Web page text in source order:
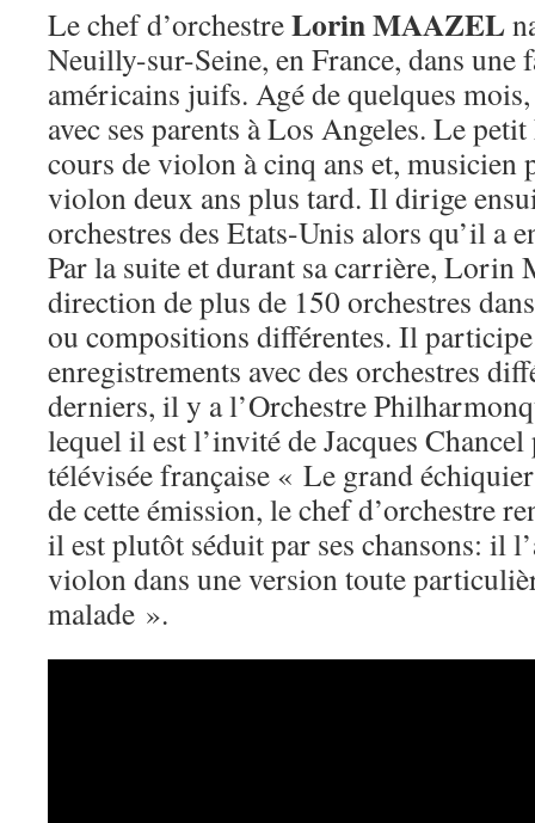
Le chef d’orchestreLorin MAAZEL
Neuilly-sur-Seine, en France, dans une
américains juifs. Agé de quelques
avec ses parents à Los Angeles. Le
cours de violon à cinq ans et, musicien
violon deux ans plus tard. Il dirige
orchestres des Etats-Unis alors qu’il a
Par la suite et durant sa carrière, Lorin
direction de plus de 150 orchestres
ou compositions différentes. Il
enregistrements avec des orchestres
derniers, il y a l’Orchestre
lequel il est l’invité de Jacques
télévisée française « Le grand
de cette émission, le chef d’orchestre
il est plutôt séduit par ses chansons: il
violon dans une version toute
malade ».